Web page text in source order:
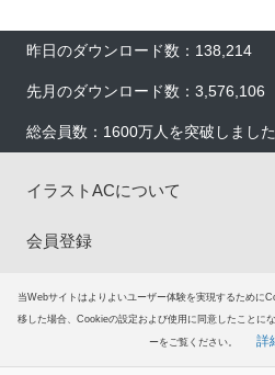
当Webサイトはよりよいユーザー体験を実現するために
移した場合、Cookieの設定および使用に同意したことに
ーをご覧ください。 詳
昨日のダウンロード数：138,214
先月のダウンロード数：3,576,106
総会員数：1600万人を突破しました
イラストACについて
会員登録
プレミアム会員サービス